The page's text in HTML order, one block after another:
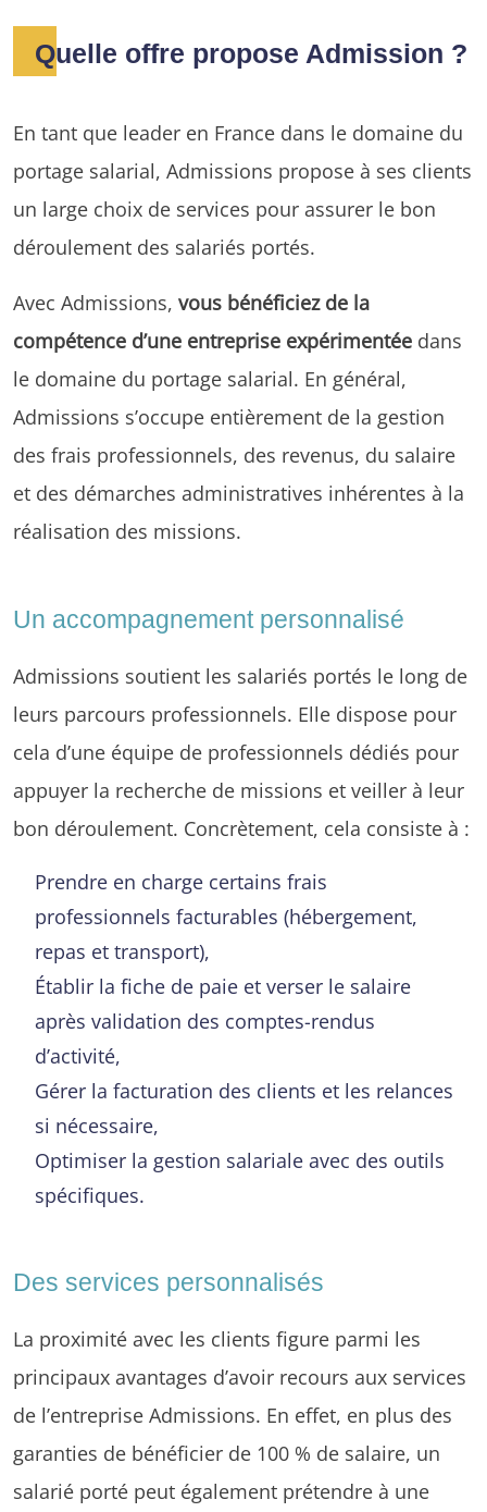
Quelle offre propose Admission ?
En tant que leader en France dans le domaine du
portage salarial, Admissions propose à ses clients
un large choix de services pour assurer le bon
déroulement des salariés portés.
Avec Admissions, vous bénéficiez de la
compétence d’une entreprise expérimentée dans
le domaine du portage salarial. En général,
Admissions s’occupe entièrement de la gestion
des frais professionnels, des revenus, du salaire
et des démarches administratives inhérentes à la
réalisation des missions.
Un accompagnement personnalisé
Admissions soutient les salariés portés le long de
leurs parcours professionnels. Elle dispose pour
cela d’une équipe de professionnels dédiés pour
appuyer la recherche de missions et veiller à leur
bon déroulement. Concrètement, cela consiste à :
Prendre en charge certains frais
professionnels facturables (hébergement,
repas et transport),
Établir la fiche de paie et verser le salaire
après validation des comptes-rendus
d’activité,
Gérer la facturation des clients et les relances
si nécessaire,
Optimiser la gestion salariale avec des outils
spécifiques.
Des services personnalisés
La proximité avec les clients figure parmi les
principaux avantages d’avoir recours aux services
de l’entreprise Admissions. En effet, en plus des
garanties de bénéficier de 100 % de salaire, un
salarié porté peut également prétendre à une